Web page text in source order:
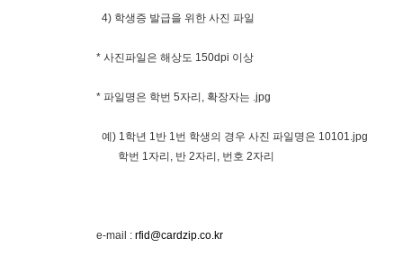
4) 학생증 발급을 위한 사진 파일
* 사진파일은 해상도 150dpi 이상
* 파일명은 학번 5자리, 확장자는 .jpg
예) 1학년 1반 1번 학생의 경우 사진 파일명은 10101.jpg
학번 1자리, 반 2자리, 번호 2자리
e-mail : rfid@cardzip.co.kr